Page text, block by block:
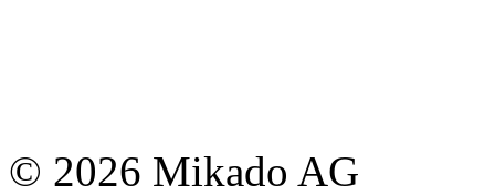
© 2026 Mikado AG